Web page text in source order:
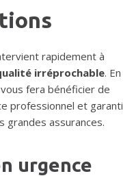
rapidement à
irréprochable. En
fera bénéficier de
professionnel et garanti
grandes assurances.
urgence